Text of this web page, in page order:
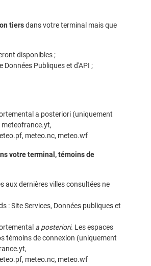
tiersdans votre terminal mais que
disponibles ;
Publiques et d'API ;
a posteriori (uniquement
meteofrance.yt,
meteo.nc, meteo.wf
votre terminal, témoins de
aux dernières villes consultées ne
: Site Services, Données publiques et
a posteriori. Les espaces
témoins de connexion (uniquement
meteo.nc, meteo.wf